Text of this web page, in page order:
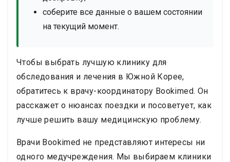
соберите все данные о вашем состоянии
на текущий момент.
Чтобы выбрать лучшую клинику для
обследования и лечения в Южной Корее,
обратитесь к врачу-координатору Bookimed. Он
расскажет о нюансах поездки и посоветует, как
лучше решить вашу медицинскую проблему.
Врачи Bookimed не представляют интересы ни
одного медучреждения. Мы выбираем клиники